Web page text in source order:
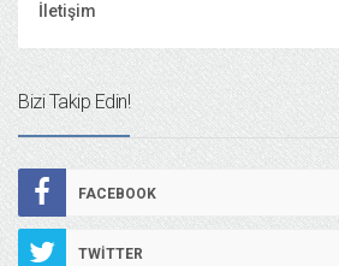
İletişim
Bizi Takip Edin!
FACEBOOK
TWITTER